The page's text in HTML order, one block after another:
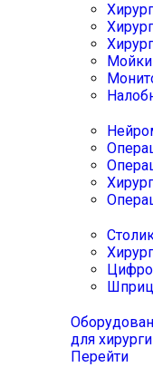
Мойки
для
Перейти